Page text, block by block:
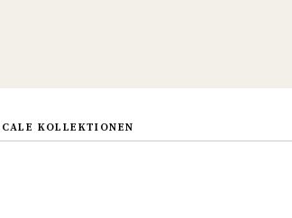
KOLLEKTIONEN